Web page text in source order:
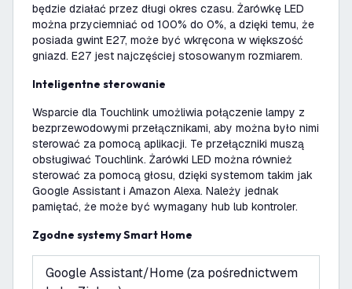
będzie działać przez długi okres czasu. Żarówkę LED
można przyciemniać od 100% do 0%, a dzięki temu, że
posiada gwint E27, może być wkręcona w większość
gniazd. E27 jest najczęściej stosowanym rozmiarem.
Inteligentne sterowanie
Wsparcie dla Touchlink umożliwia połączenie lampy z
bezprzewodowymi przełącznikami, aby można było nimi
sterować za pomocą aplikacji. Te przełączniki muszą
obsługiwać Touchlink. Żarówki LED można również
sterować za pomocą głosu, dzięki systemom takim jak
Google Assistant i Amazon Alexa. Należy jednak
pamiętać, że może być wymagany hub lub kontroler.
Zgodne systemy Smart Home
Google Assistant/Home (za pośrednictwem